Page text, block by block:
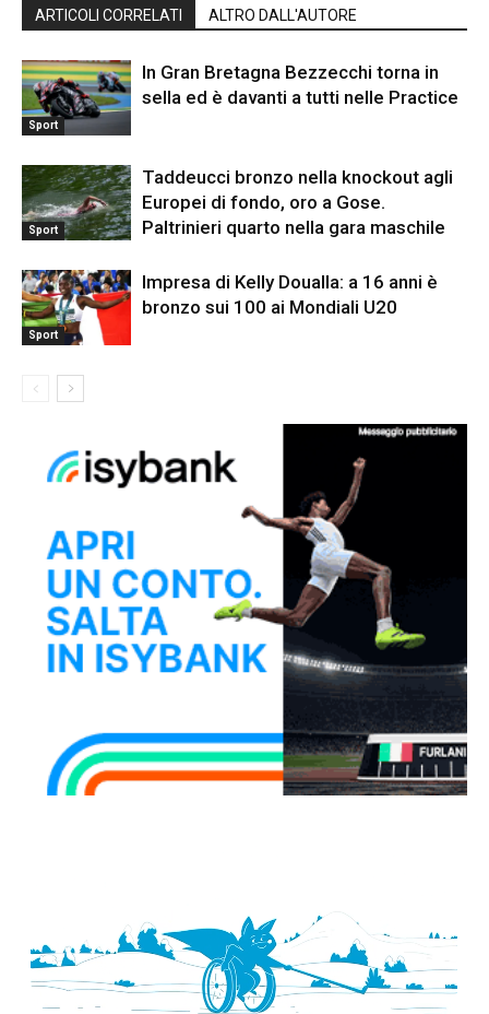
ARTICOLI CORRELATI ALTRO DALL'AUTORE
Sport
In Gran Bretagna Bezzecchi torna in
sella ed è davanti a tutti nelle Practice
Sport
Taddeucci bronzo nella knockout agli
Europei di fondo, oro a Gose.
Paltrinieri quarto nella gara maschile
Sport
Impresa di Kelly Doualla: a 16 anni è
bronzo sui 100 ai Mondiali U20